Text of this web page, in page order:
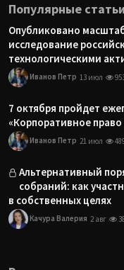
Популярные статьи
Опубликовано
исследование
технологическими
Иванов Петр 13 июл
7 октября пройдет
«Корпоративное право
Иванов Петр 21 июл
Альтернативный
собраний: как
в собственных целях
Качура Валерия 2 авг